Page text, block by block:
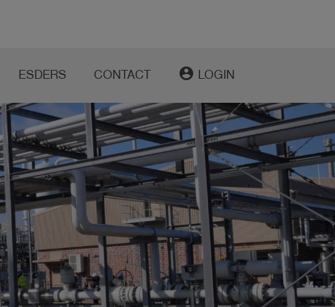
ESDERS CONTACT account_circle LOGIN